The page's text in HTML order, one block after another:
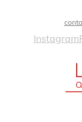
Instagram